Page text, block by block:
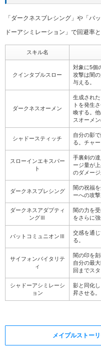
「ダークネスブレシング」や「バ
ドーアシミレーション」で回避率
スキル名
クインタプルスロー
対象に5個
攻撃は闇
与える。
ダークネスオーメン
生成され
トを発生
喚する。
スオーメ
シャドースティッチ
自分の影
る。チャ
スローインエキスパー
ト
手裏剣の
ージ量が
のダメージ
ダークネスブレシング
闇の祝福
ーへの攻
ダークネスアダプティ
ングⅢ
闇の力を
をさらに強
バットコミュニオンⅢ
交感を通
る。
サイフォンバイタリテ
ィ
闇の印を
自分の最
回までスタ
シャドーアシミレーシ
ョン
影と同化
昇させる。
メイプルストー